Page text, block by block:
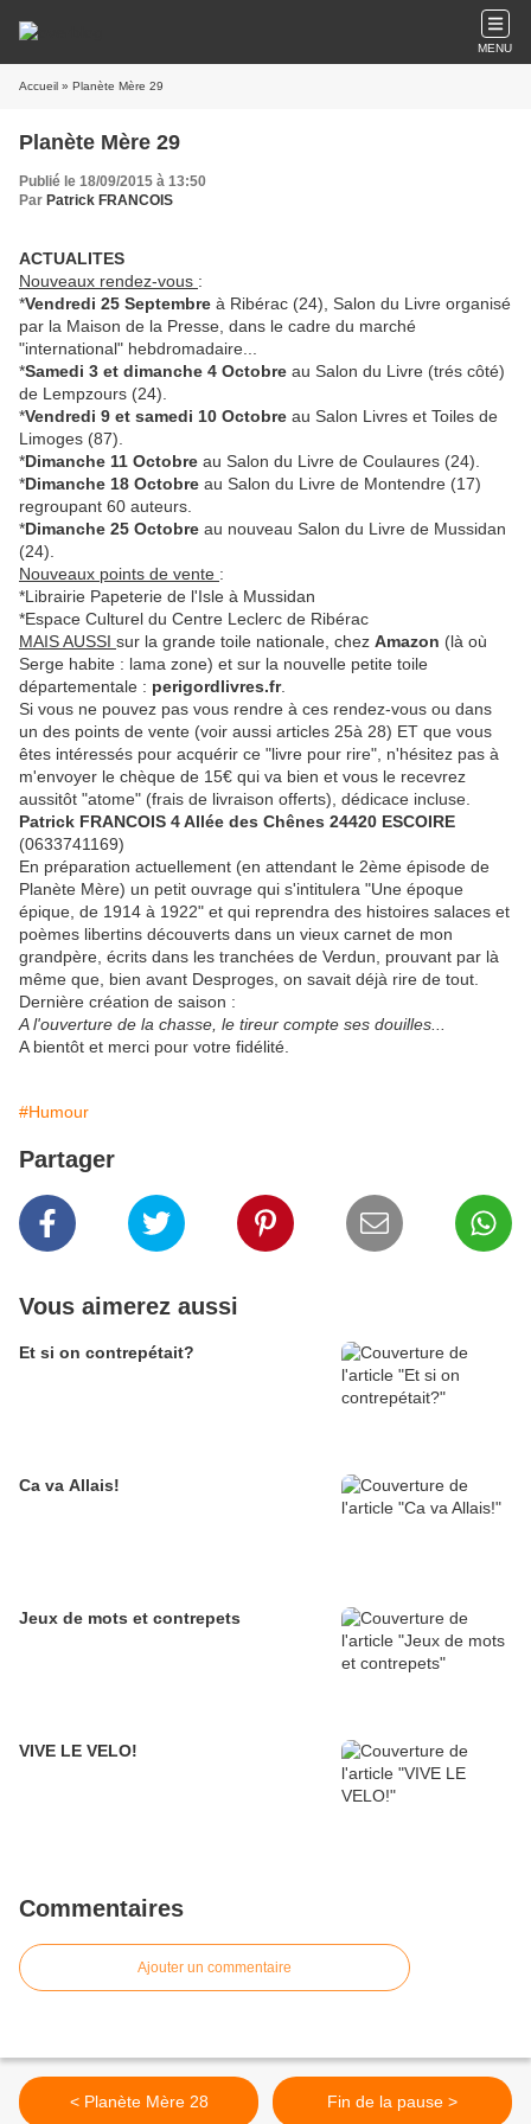
MENU
Accueil » Planète Mère 29
Planète Mère 29
Publié le 18/09/2015 à 13:50
Par Patrick FRANCOIS
ACTUALITES
Nouveaux rendez-vous :
*Vendredi 25 Septembre à Ribérac (24), Salon du Livre organisé
par la Maison de la Presse, dans le cadre du marché
"international" hebdromadaire...
*Samedi 3 et dimanche 4 Octobre au Salon du Livre (trés côté)
de Lempzours (24).
*Vendredi 9 et samedi 10 Octobre au Salon Livres et Toiles de
Limoges (87).
*Dimanche 11 Octobre au Salon du Livre de Coulaures (24).
*Dimanche 18 Octobre au Salon du Livre de Montendre (17)
regroupant 60 auteurs.
*Dimanche 25 Octobre au nouveau Salon du Livre de Mussidan
(24).
Nouveaux points de vente :
*Librairie Papeterie de l'Isle à Mussidan
*Espace Culturel du Centre Leclerc de Ribérac
MAIS AUSSI sur la grande toile nationale, chez Amazon (là où
Serge habite : lama zone) et sur la nouvelle petite toile
départementale : perigordlivres.fr.
Si vous ne pouvez pas vous rendre à ces rendez-vous ou dans
un des points de vente (voir aussi articles 25à 28) ET que vous
êtes intéressés pour acquérir ce "livre pour rire", n'hésitez pas à
m'envoyer le chèque de 15€ qui va bien et vous le recevrez
aussitôt "atome" (frais de livraison offerts), dédicace incluse.
Patrick FRANCOIS 4 Allée des Chênes 24420 ESCOIRE
(0633741169)
En préparation actuellement (en attendant le 2ème épisode de
Planète Mère) un petit ouvrage qui s'intitulera "Une époque
épique, de 1914 à 1922" et qui reprendra des histoires salaces et
poèmes libertins découverts dans un vieux carnet de mon
grandpère, écrits dans les tranchées de Verdun, prouvant par là
même que, bien avant Desproges, on savait déjà rire de tout.
Dernière création de saison :
A l'ouverture de la chasse, le tireur compte ses douilles...
A bientôt et merci pour votre fidélité.
#Humour
Partager
Vous aimerez aussi
Et si on contrepétait?
Ca va Allais!
Jeux de mots et contrepets
VIVE LE VELO!
Commentaires
Ajouter un commentaire
< Planète Mère 28 Fin de la pause >